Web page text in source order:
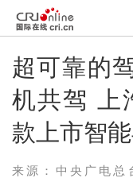
超可靠的
机共驾 上
款上市智
来源：中央广电总